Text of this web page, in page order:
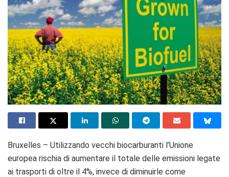
Bruxelles – Utilizzando vecchi biocarburanti l’Unione
europea rischia di aumentare il totale delle emissioni legate
ai trasporti di oltre il 4%, invece di diminuirle come